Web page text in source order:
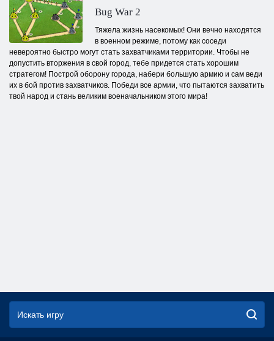
Bug War 2
Тяжела жизнь насекомых! Они вечно находятся
в военном режиме, потому как соседи
невероятно быстро могут стать захватчиками территории. Чтобы не
допустить вторжения в свой город, тебе придется стать хорошим
стратегом! Построй оборону города, набери большую армию и сам веди
их в бой против захватчиков. Победи все армии, что пытаются захватить
твой народ и стань великим военачальником этого мира!